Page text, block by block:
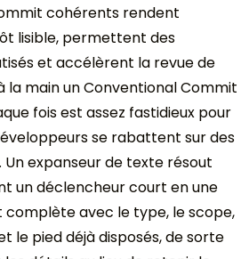
cohérents rendent
lisible, permettent des
et accélèrent la revue de
main un Conventional Commit
fois est assez fastidieux pour
se rabattent sur des
Un expanseur de texte résout
un déclencheur court en une
avec le type, le scope,
le pied déjà disposés, de sorte